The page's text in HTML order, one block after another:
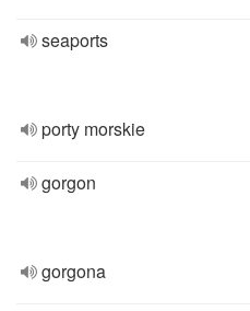
seaports
porty morskie
gorgon
gorgona